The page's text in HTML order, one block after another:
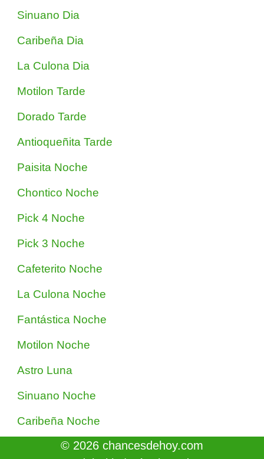
Sinuano Dia
Caribeña Dia
La Culona Dia
Motilon Tarde
Dorado Tarde
Antioqueñita Tarde
Paisita Noche
Chontico Noche
Pick 4 Noche
Pick 3 Noche
Cafeterito Noche
La Culona Noche
Fantástica Noche
Motilon Noche
Astro Luna
Sinuano Noche
Caribeña Noche
© 2026 chancesdehoy.com